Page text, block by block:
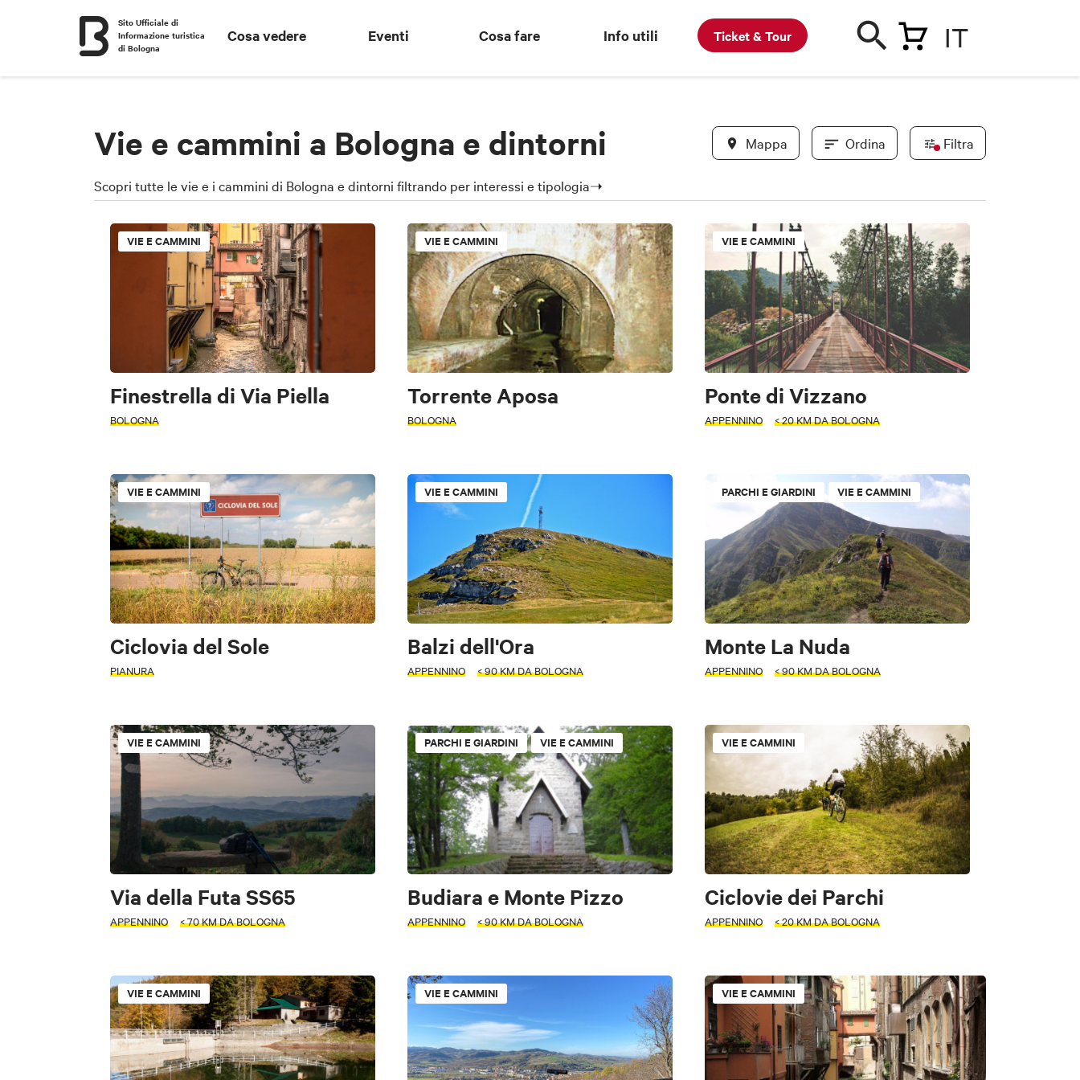
Sito Ufficiale di
Informazione turistica
di Bologna
Cosa vedere Eventi Cosa fare Info utili Ticket & Tour IT
Vie e cammini a Bologna e dintorni Mappa Ordina
In evidenza
Convenzionati BWC
Novità
Filtra
Scopri tutte le vie e i cammini di Bologna e dintorni filtrando per interessi e tipologia➝
VIE E CAMMINI
Finestrella di Via Piella
BOLOGNA
VIE E CAMMINI
Torrente Aposa
BOLOGNA
VIE E CAMMINI
Ponte di Vizzano
APPENNINO < 20 KM DA BOLOGNA
VIE E CAMMINI
Ciclovia del Sole
PIANURA
VIE E CAMMINI
Balzi dell'Ora
APPENNINO < 90 KM DA BOLOGNA
PARCHI E GIARDINI VIE E CAMMINI
Monte La Nuda
APPENNINO < 90 KM DA BOLOGNA
VIE E CAMMINI
Via della Futa SS65
APPENNINO < 70 KM DA BOLOGNA
PARCHI E GIARDINI VIE E CAMMINI
Budiara e Monte Pizzo
APPENNINO < 90 KM DA BOLOGNA
VIE E CAMMINI
Ciclovie dei Parchi
APPENNINO < 20 KM DA BOLOGNA
VIE E CAMMINI VIE E CAMMINI VIE E CAMMINI
+
−
TIPOLOGIA
Musei e Collezioni Gallerie d'Arte Siti archeologici Vie e cammini Parchi e Giardini
Luoghi di sport e motori Luoghi di shopping Parchi tematici Archeologia industriale
Piazze, vie, monumenti Edifici religiosi Torri, edifici storici Borghi Cinema e teatri
Terme e benessere Biblioteche
Accessibile Gratuito
INTERESSI
PERIODO
Seleziona un periodo
TIPOLOGIA
ATTIVITÀ CARD
FILTRI